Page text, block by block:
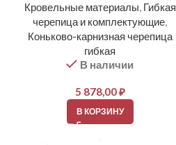
Кровельные материалы, Гибкая
черепица и комплектующие,
Коньково-карнизная черепица
гибкая
В наличии
5 878,00₽
В КОРЗИНУ